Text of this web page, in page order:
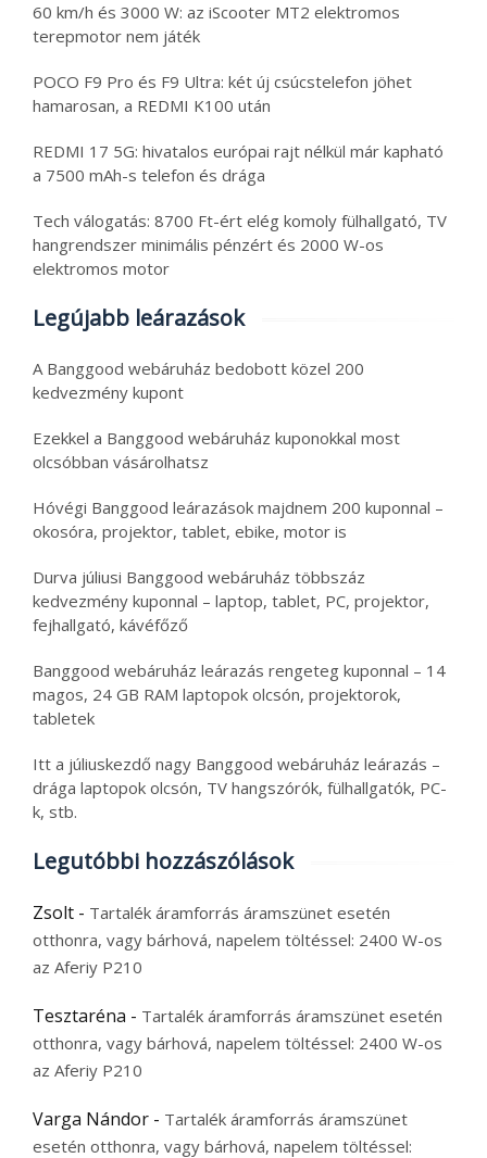
60 km/h és 3000 W: az iScooter MT2 elektromos
terepmotor nem játék
POCO F9 Pro és F9 Ultra: két új csúcstelefon jöhet
hamarosan, a REDMI K100 után
REDMI 17 5G: hivatalos európai rajt nélkül már kapható
a 7500 mAh-s telefon és drága
Tech válogatás: 8700 Ft-ért elég komoly fülhallgató, TV
hangrendszer minimális pénzért és 2000 W-os
elektromos motor
Legújabb leárazások
A Banggood webáruház bedobott közel 200
kedvezmény kupont
Ezekkel a Banggood webáruház kuponokkal most
olcsóbban vásárolhatsz
Hóvégi Banggood leárazások majdnem 200 kuponnal –
okosóra, projektor, tablet, ebike, motor is
Durva júliusi Banggood webáruház többszáz
kedvezmény kuponnal – laptop, tablet, PC, projektor,
fejhallgató, kávéfőző
Banggood webáruház leárazás rengeteg kuponnal – 14
magos, 24 GB RAM laptopok olcsón, projektorok,
tabletek
Itt a júliuskezdő nagy Banggood webáruház leárazás –
drága laptopok olcsón, TV hangszórók, fülhallgatók, PC-
k, stb.
Legutóbbi hozzászólások
Zsolt - Tartalék áramforrás áramszünet esetén
otthonra, vagy bárhová, napelem töltéssel: 2400 W-os
az Aferiy P210
Tesztaréna - Tartalék áramforrás áramszünet esetén
otthonra, vagy bárhová, napelem töltéssel: 2400 W-os
az Aferiy P210
Varga Nándor - Tartalék áramforrás áramszünet
esetén otthonra, vagy bárhová, napelem töltéssel: